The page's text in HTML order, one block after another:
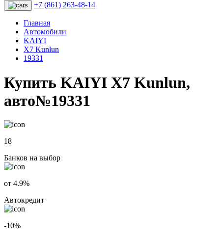
+7 (861) 263-48-14
Главная
Автомобили
KAIYI
X7 Kunlun
19331
Купить KAIYI X7 Kunlun,
авто№19331
18
Банков на выбор
от 4.9%
Автокредит
-10%